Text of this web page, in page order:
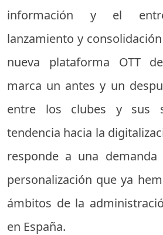
información y el
lanzamiento y
nueva plataforma OTT
marca un antes y un
entre los clubes y sus
tendencia hacia la
responde a una
personalización que ya
ámbitos de la
en España.